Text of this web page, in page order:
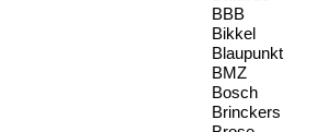
BBB
Bikkel
Blaupunkt
BMZ
Bosch
Brinckers